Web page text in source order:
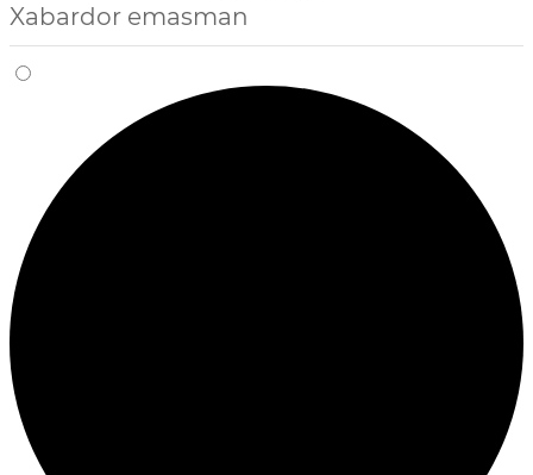
Xabardor emasman